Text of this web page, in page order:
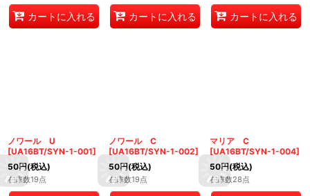
カートに入れる カートに入れる カートに入れる
ノワール U
[UA16BT/SYN-1-001]
50円(税込)
在庫数19点
ノワール C
[UA16BT/SYN-1-002]
50円(税込)
在庫数19点
マリア C
[UA16BT/SYN-1-004]
50円(税込)
在庫数28点